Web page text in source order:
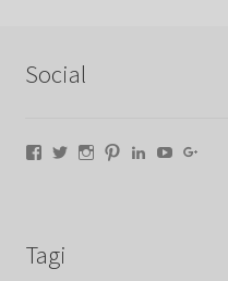
Social
Facebook
TwitterInstagram
PinterestLinkedIn
YouTube
Tagi